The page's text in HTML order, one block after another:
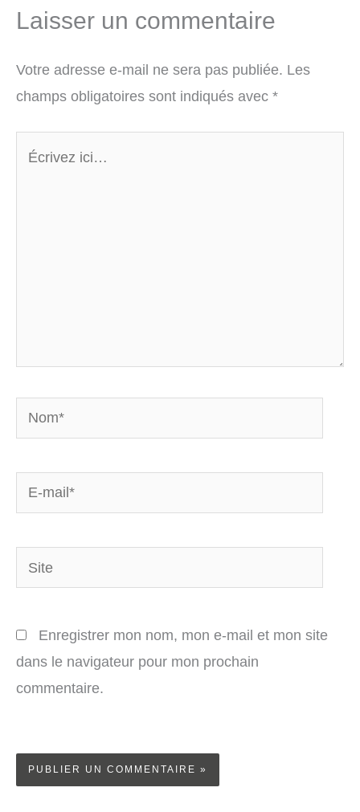
Laisser un commentaire
Votre adresse e-mail ne sera pas publiée. Les
champs obligatoires sont indiqués avec *
Nom*
E-
mail*
Site
Enregistrer mon nom, mon e-mail et mon site
dans le navigateur pour mon prochain
commentaire.